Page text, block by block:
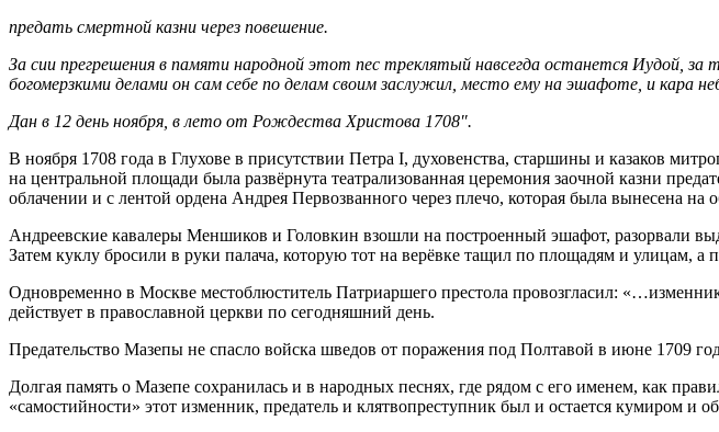
предать смертной казни через повешение.
За сии прегрешения в памяти народной этот пес треклятый навсегда останется Иудой,
богомерзкими делами он сам себе по делам своим заслужил, место ему на эшафоте, и кара
Дан в 12 день ноября, в лето от Рождества Христова 1708″.
В ноября 1708 года в Глухове в присутствии Петра I, духовенства, старшины и казаков
на центральной площади была развёрнута театрализованная церемония заочной казни
облачении и с лентой ордена Андрея Первозванного через плечо, которая была вынесена на
Андреевские кавалеры Меншиков и Головкин взошли на построенный эшафот, разорвали
Затем куклу бросили в руки палача, которую тот на верёвке тащил по площадям и улицам, а
Одновременно в Москве местоблюститель Патриаршего престола провозгласил:
действует в православной церкви по сегодняшний день.
Предательство Мазепы не спасло войска шведов от поражения под Полтавой в июне 1709
Долгая память о Мазепе сохранилась и в народных песнях, где рядом с его именем, как
«самостийности» этот изменник, предатель и клятвопреступник был и остается кумиром и